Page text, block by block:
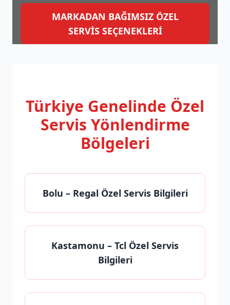
MARKADAN BAĞIMSIZ ÖZEL
SERVİS SEÇENEKLERİ
Türkiye Genelinde Özel
Servis Yönlendirme
Bölgeleri
Bolu – Regal Özel Servis Bilgileri
Kastamonu – Tcl Özel Servis
Bilgileri